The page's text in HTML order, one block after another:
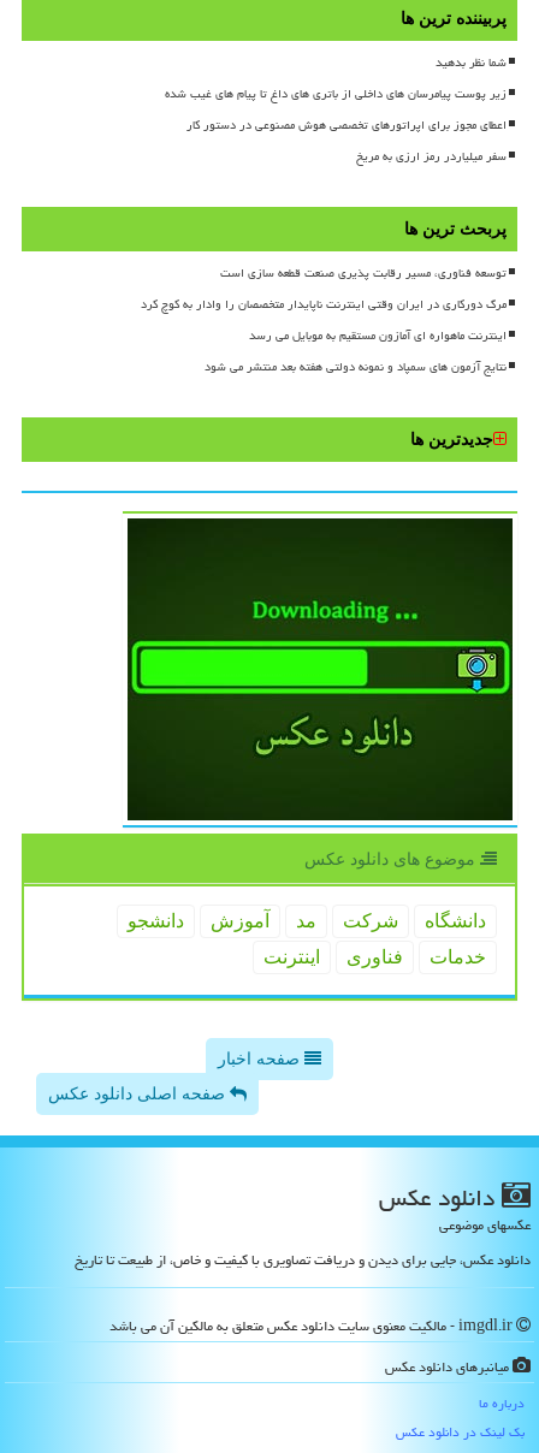
پربیننده ترین ها
شما نظر بدهید
زیر پوست پیامرسان های داخلی از باتری های داغ تا پیام های غیب شده
اعطای مجوز برای اپراتورهای تخصصی هوش مصنوعی در دستور کار
سفر میلیاردر رمز ارزی به مریخ
پربحث ترین ها
توسعه فناوری، مسیر رقابت پذیری صنعت قطعه سازی است
مرگ دورکاری در ایران وقتی اینترنت ناپایدار متخصصان را وادار به کوچ کرد
اینترنت ماهواره ای آمازون مستقیم به موبایل می رسد
نتایج آزمون های سمپاد و نمونه دولتی هفته بعد منتشر می شود
جدیدترین ها
موضوع های دانلود عكس
دانشگاه شركت مد آموزش
دانشجو
خدمات
فناوری اینترنت
صفحه اخبار
صفحه اصلی دانلود عکس
دانلود عكس
عکسهای موضوعی
دانلود عکس، جایی برای دیدن و دریافت تصاویری با کیفیت و خاص، از طبیعت تا تاریخ
میانبرهای دانلود عكس
درباره ما
بک لینک در دانلود عكس